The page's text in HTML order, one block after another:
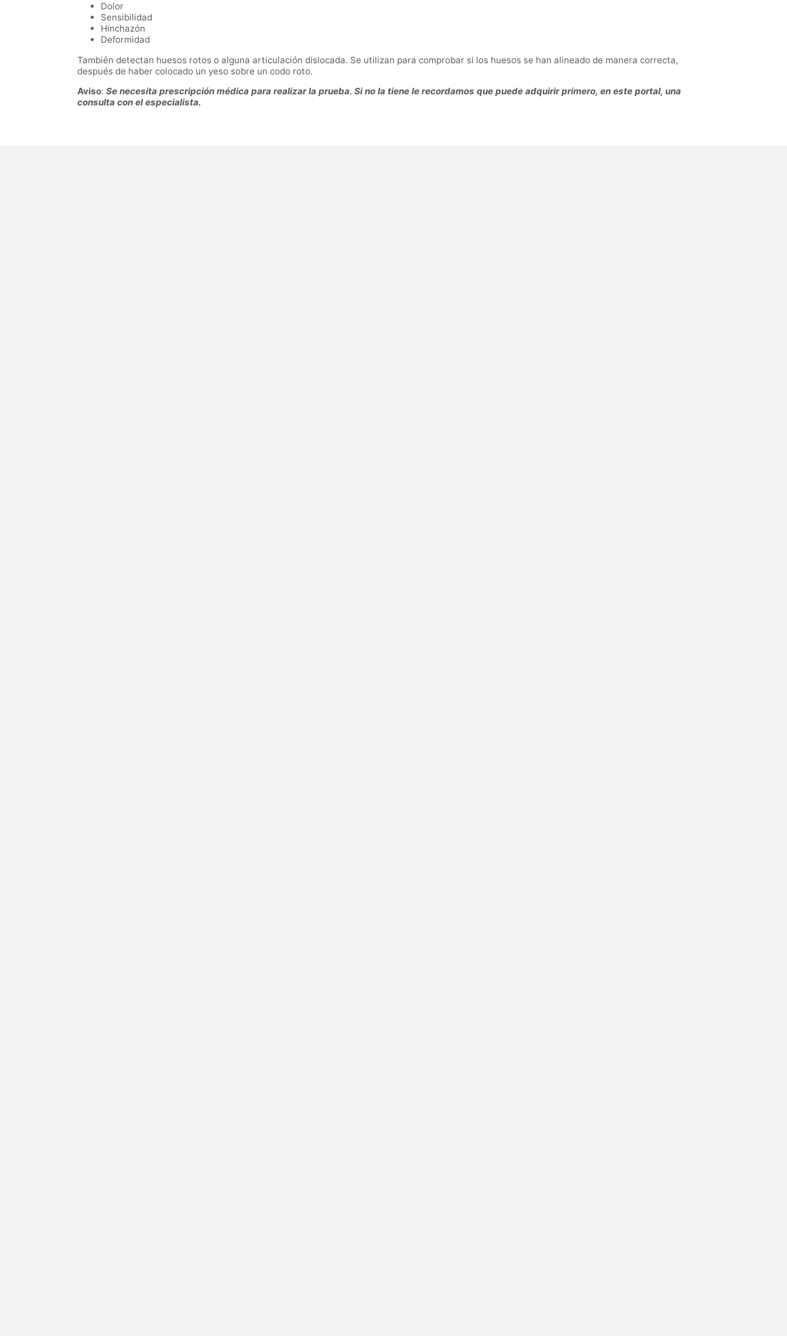
Dolor
Sensibilidad
Hinchazón
Deformidad
También detectan huesos rotos o alguna articulación dislocada. Se utilizan para comprobar si los huesos se han alineado de manera correcta,
después de haber colocado un yeso sobre un codo roto.
Aviso: Se necesita prescripción médica para realizar la prueba. Si no la tiene le recordamos que puede adquirir primero, en este portal, una
consulta con el especialista.